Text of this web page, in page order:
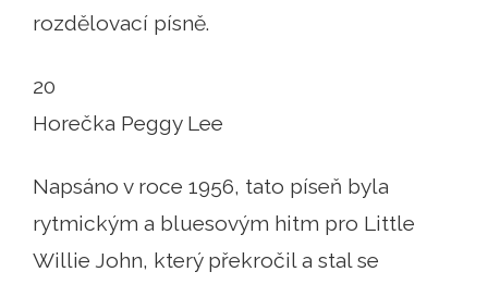
rozdělovací písně.
20
Horečka Peggy Lee
Napsáno v roce 1956, tato píseň byla
rytmickým a bluesovým hitm pro Little
Willie John, který překročil a stal se